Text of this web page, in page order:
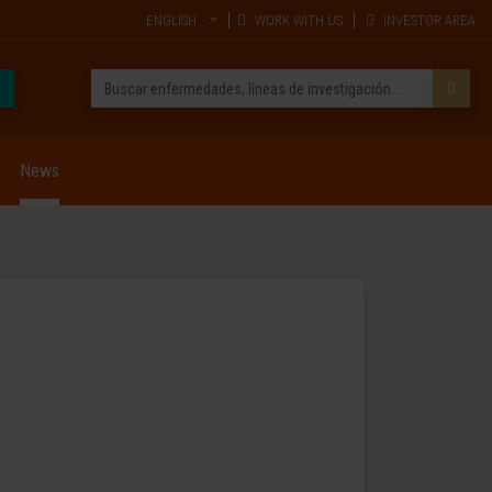
ENGLISH WORK WITH US INVESTOR AREA
News